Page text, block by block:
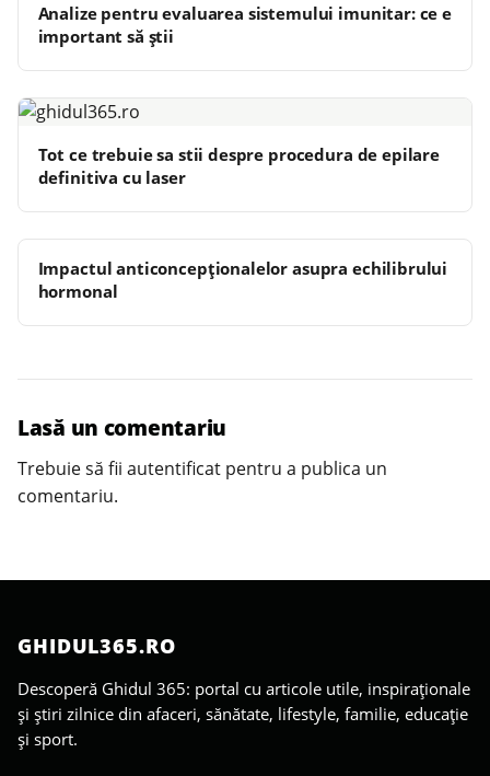
Analize pentru evaluarea sistemului imunitar: ce e
important să știi
Tot ce trebuie sa stii despre procedura de epilare
definitiva cu laser
Impactul anticoncepționalelor asupra echilibrului
hormonal
Lasă un comentariu
Trebuie să fii autentificat pentru a publica un
comentariu.
GHIDUL365.RO
Descoperă Ghidul 365: portal cu articole utile, inspiraționale
și știri zilnice din afaceri, sănătate, lifestyle, familie, educație
și sport.